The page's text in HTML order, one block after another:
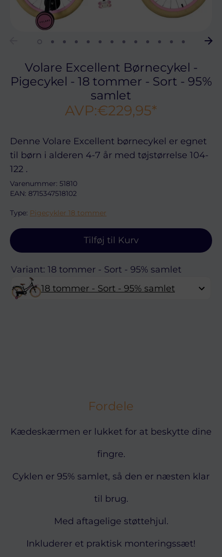
Volare Excellent Børnecykel -
Pigecykel - 18 tommer - Sort - 95%
samlet
AVP:€229,95*
Denne Volare Excellent børnecykel er egnet
til børn i alderen 4-7 år med tøjstørrelse 104-
122 .
Varenummer: 51810
EAN: 8715347518102
Type: Pigecykler 18 tommer
Tilføj til Kurv
Variant: 18 tommer - Sort - 95% samlet
18 tommer - Sort - 95% samlet
Fordele
Kædeskærmen er lukket for at beskytte dine
fingre.
Cyklen er 95% samlet, så den er næsten klar
til brug.
Med aftagelige støttehjul.
Inkluderer et praktisk monteringssæt!